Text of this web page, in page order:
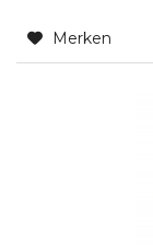
Merken